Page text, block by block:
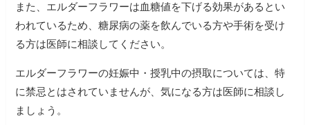
また、エルダーフラワーは血糖値を下げる効果があるとい
われているため、糖尿病の薬を飲んでいる方や手術を受け
る方は医師に相談してください。
エルダーフラワーの妊娠中・授乳中の摂取については、特
に禁忌とはされていませんが、気になる方は医師に相談し
ましょう。